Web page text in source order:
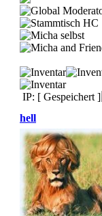
IP: [ Gespeichert ]
hell